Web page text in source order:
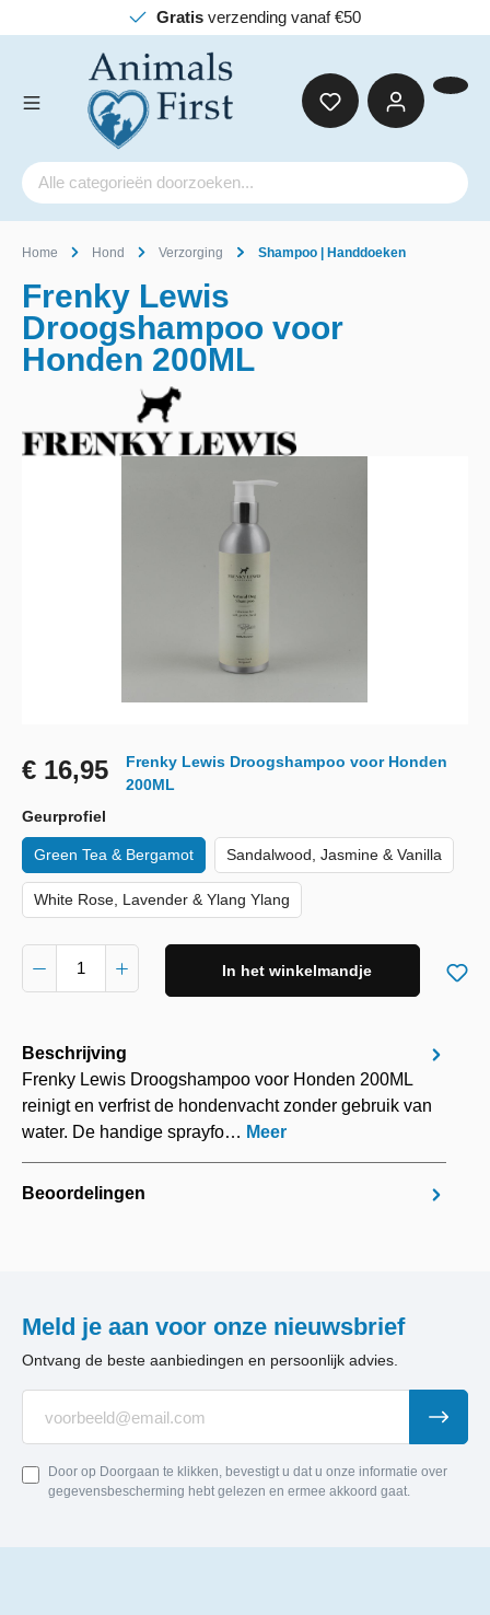
verzending vanaf €50
Home Hond Verzorging Shampoo | Handdoeken
Frenky Lewis
Droogshampoo voor
Honden 200ML
€ 16,95
Frenky Lewis Droogshampoo voor Honden
200ML
Geurprofiel
Green Tea & Bergamot Sandalwood, Jasmine & Vanilla
White Rose, Lavender & Ylang Ylang
In het winkelmandje
Beschrijving
Frenky Lewis Droogshampoo voor Honden 200ML
reinigt en verfrist de hondenvacht zonder gebruik van
water. De handige sprayfo… Meer
Beoordelingen
Meld je aan voor onze nieuwsbrief
Ontvang de beste aanbiedingen en persoonlijk advies.
Door op Doorgaan te klikken, bevestigt u dat u onze informatie over
gegevensbescherming hebt gelezen en ermee akkoord gaat.